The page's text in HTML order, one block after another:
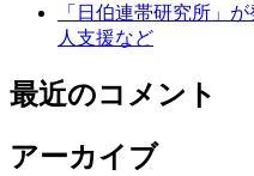
「日伯連帯研究所」
人支援など
最近のコメント
アーカイブ